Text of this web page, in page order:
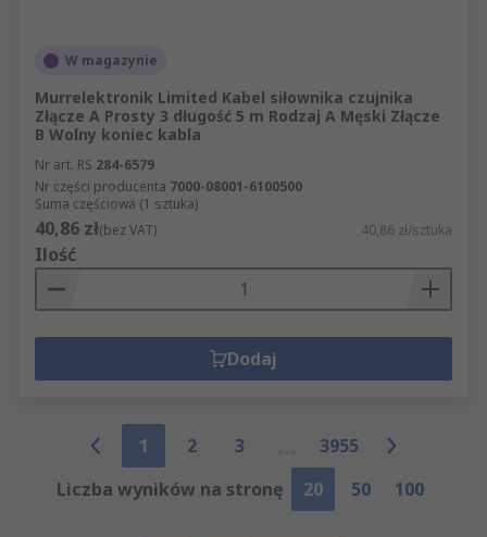
W magazynie
Murrelektronik Limited Kabel siłownika czujnika
Złącze A Prosty 3 długość 5 m Rodzaj A Męski Złącze
B Wolny koniec kabla
Nr art. RS 284-6579
Nr części producenta 7000-08001-6100500
Suma częściowa (1 sztuka)
40,86 zł(bez VAT) 40,86 zł/sztuka
Ilość
Dodaj
1 2 3
3955
Liczba wyników na stronę
20 50 100